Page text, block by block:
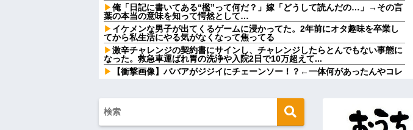
俺「日記に書いてある“檻”って何だ？」嫁「どうして読んだの…」→その言
葉の本当の意味を知って愕然として…
イケメンな男子が出てくるゲームに浸かってた。2年前にオタ趣味を卒業し
てから私生活にやる気がなくなって焦ってる
激辛チャレンジの契約書にサインし、チャレンジしたらとんでもない事態に
なった。救急車運ばれ胃の洗浄や入院2日で10万超えて...
【衝撃画像】ババアがジジイにチェーンソー！？←一体何があったんやコレ
費でタダ！ｗ」←まさかコレ本気にしてる奴なんておらんよな？よな？w w w
w w w w w w w w
最近のテレビって、ただのでかいYouTubeになりつつあるよな